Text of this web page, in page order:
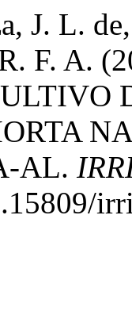
J. L.
F. A.
AL.